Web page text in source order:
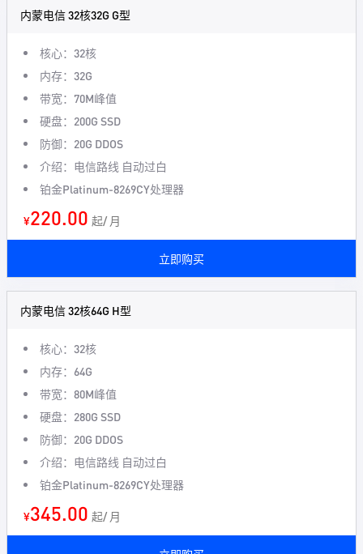
内蒙电信 32核32G G型
核心：32核
内存：32G
带宽：70M峰值
硬盘：200G SSD
防御：20G DDOS
介绍：电信路线 自动过白
铂金Platinum-8269CY处理器
¥220.00 起/ 月
立即购买
内蒙电信 32核64G H型
核心：32核
内存：64G
带宽：80M峰值
硬盘：280G SSD
防御：20G DDOS
介绍：电信路线 自动过白
铂金Platinum-8269CY处理器
¥345.00 起/ 月